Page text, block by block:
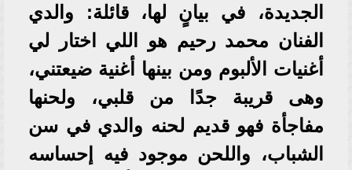
الجديدة، في بيانٍ لها، قائلة: والدي
الفنان محمد رحيم هو اللي اختار لي
أغنيات الألبوم ومن بينها أغنية ضيعتني،
وهى قريبة جدًا من قلبي، ولحنها
مفاجأة فهو قديم لحنه والدي في سن
الشباب، واللحن موجود فيه إحساسه